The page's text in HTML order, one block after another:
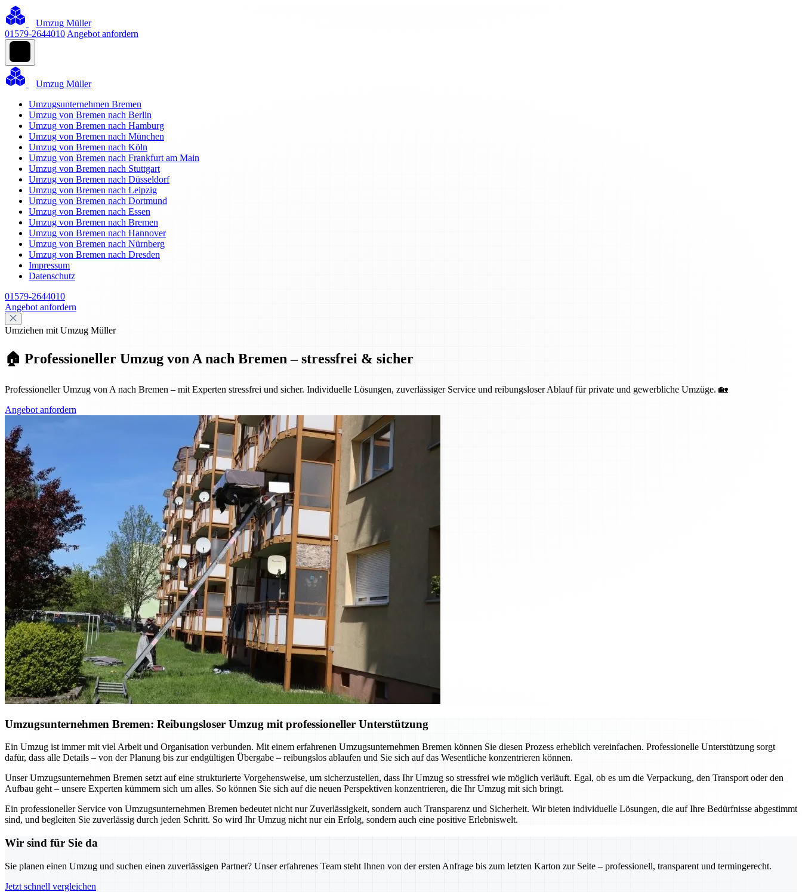
Umzug Müller
01579-2644010 Angebot anfordern
Umzug Müller
Umzugsunternehmen Bremen
Umzug von Bremen nach Berlin
Umzug von Bremen nach Hamburg
Umzug von Bremen nach München
Umzug von Bremen nach Köln
Umzug von Bremen nach Frankfurt am Main
Umzug von Bremen nach Stuttgart
Umzug von Bremen nach Düsseldorf
Umzug von Bremen nach Leipzig
Umzug von Bremen nach Dortmund
Umzug von Bremen nach Essen
Umzug von Bremen nach Bremen
Umzug von Bremen nach Hannover
Umzug von Bremen nach Nürnberg
Umzug von Bremen nach Dresden
Impressum
Datenschutz
01579-2644010
Angebot anfordern
Umziehen mit Umzug Müller
🏠 Professioneller Umzug von A nach Bremen – stressfrei & sicher
Professioneller Umzug von A nach Bremen – mit Experten stressfrei und sicher. Individuelle Lösungen, zuverlässiger Service und reibungsloser Ablauf für private und gewerbliche Umzüge. 🏡
Angebot anfordern
Umzugsunternehmen Bremen: Reibungsloser Umzug mit professioneller Unterstützung
Ein Umzug ist immer mit viel Arbeit und Organisation verbunden. Mit einem erfahrenen Umzugsunternehmen Bremen können Sie diesen Prozess erheblich vereinfachen. Professionelle Unterstützung sorgt
dafür, dass alle Details – von der Planung bis zur endgültigen Übergabe – reibungslos ablaufen und Sie sich auf das Wesentliche konzentrieren können.
Unser Umzugsunternehmen Bremen setzt auf eine strukturierte Vorgehensweise, um sicherzustellen, dass Ihr Umzug so stressfrei wie möglich verläuft. Egal, ob es um die Verpackung, den Transport oder den
Aufbau geht – unsere Experten kümmern sich um alles. So können Sie sich auf die neuen Perspektiven konzentrieren, die Ihr Umzug mit sich bringt.
Ein professioneller Service von Umzugsunternehmen Bremen bedeutet nicht nur Zuverlässigkeit, sondern auch Transparenz und Sicherheit. Wir bieten individuelle Lösungen, die auf Ihre Bedürfnisse abgestimmt
sind, und begleiten Sie zuverlässig durch jeden Schritt. So wird Ihr Umzug nicht nur ein Erfolg, sondern auch eine positive Erlebniswelt.
Wir sind für Sie da
Sie planen einen Umzug und suchen einen zuverlässigen Partner? Unser erfahrenes Team steht Ihnen von der ersten Anfrage bis zum letzten Karton zur Seite – professionell, transparent und termingerecht.
Jetzt schnell vergleichen